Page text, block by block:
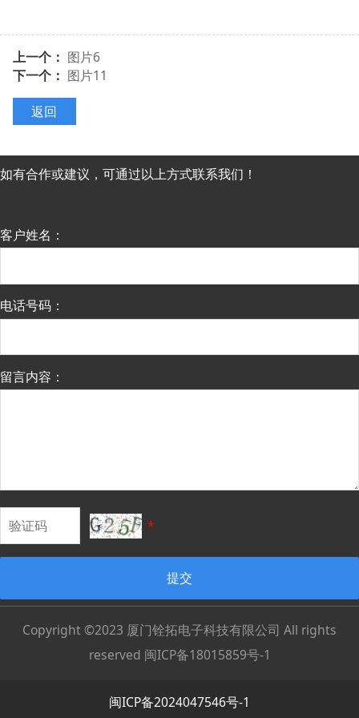
上一个： 图片6
下一个： 图片11
返回
如有合作或建议，可通过以上方式联系我们！
客户姓名：
电话号码：
留言内容：
*
提交
Copyright ©2023 厦门铨拓电子科技有限公司 All rights
reserved 闽ICP备18015859号-1
闽ICP备2024047546号-1